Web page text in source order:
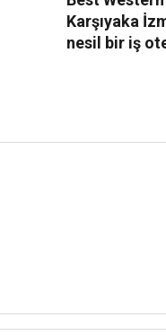
Karşıyaka
nesil bir iş